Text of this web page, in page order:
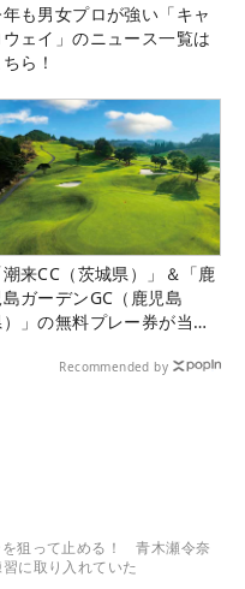
も男女プロが強い「キャ
ウェイ」のニュース一覧は
ら！
潮来CC（茨城県）」＆「鹿
島ガーデンGC（鹿児島
」の無料プレー券が当た
Recommended by
を狙って止める！ 青木瀬令奈
習に取り入れていた